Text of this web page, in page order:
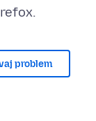
problem